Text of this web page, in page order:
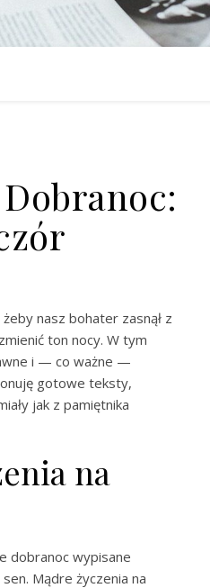
nasz bohater zasnął z
ton nocy. W tym
i — co ważne —
gotowe teksty,
jak z pamiętnika
na
dobranoc wypisane
Mądre życzenia na